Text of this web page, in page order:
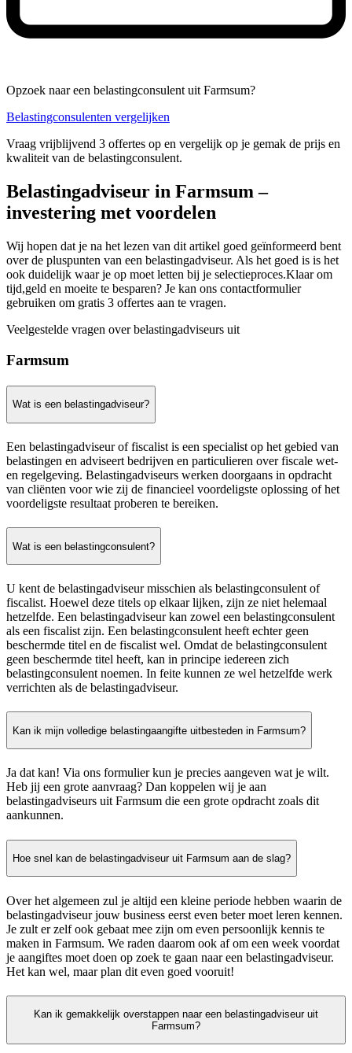
Opzoek naar een belastingconsulent uit Farmsum?
Belastingconsulenten vergelijken
Vraag vrijblijvend 3 offertes op en vergelijk op je gemak de prijs en
kwaliteit van de belastingconsulent.
Belastingadviseur in Farmsum –
investering met voordelen
Wij hopen dat je na het lezen van dit artikel goed geïnformeerd bent
over de pluspunten van een belastingadviseur. Als het goed is is het
ook duidelijk waar je op moet letten bij je selectieproces.Klaar om
tijd,geld en moeite te besparen? Je kan ons contactformulier
gebruiken om gratis 3 offertes aan te vragen.
Veelgestelde vragen over belastingadviseurs uit
Farmsum
Wat is een belastingadviseur?
Een belastingadviseur of fiscalist is een specialist op het gebied van
belastingen en adviseert bedrijven en particulieren over fiscale wet-
en regelgeving. Belastingadviseurs werken doorgaans in opdracht
van cliënten voor wie zij de financieel voordeligste oplossing of het
voordeligste resultaat proberen te bereiken.
Wat is een belastingconsulent?
U kent de belastingadviseur misschien als belastingconsulent of
fiscalist. Hoewel deze titels op elkaar lijken, zijn ze niet helemaal
hetzelfde. Een belastingadviseur kan zowel een belastingconsulent
als een fiscalist zijn. Een belastingconsulent heeft echter geen
beschermde titel en de fiscalist wel. Omdat de belastingconsulent
geen beschermde titel heeft, kan in principe iedereen zich
belastingconsulent noemen. In feite kunnen ze wel hetzelfde werk
verrichten als de belastingadviseur.
Kan ik mijn volledige belastingaangifte uitbesteden in Farmsum?
Ja dat kan! Via ons formulier kun je precies aangeven wat je wilt.
Heb jij een grote aanvraag? Dan koppelen wij je aan
belastingadviseurs uit Farmsum die een grote opdracht zoals dit
aankunnen.
Hoe snel kan de belastingadviseur uit Farmsum aan de slag?
Over het algemeen zul je altijd een kleine periode hebben waarin de
belastingadviseur jouw business eerst even beter moet leren kennen.
Je zult er zelf ook gebaat mee zijn om even persoonlijk kennis te
maken in Farmsum. We raden daarom ook af om een week voordat
je aangiftes moet doen op zoek te gaan naar een belastingadviseur.
Het kan wel, maar plan dit even goed vooruit!
Kan ik gemakkelijk overstappen naar een belastingadviseur uit
Farmsum?